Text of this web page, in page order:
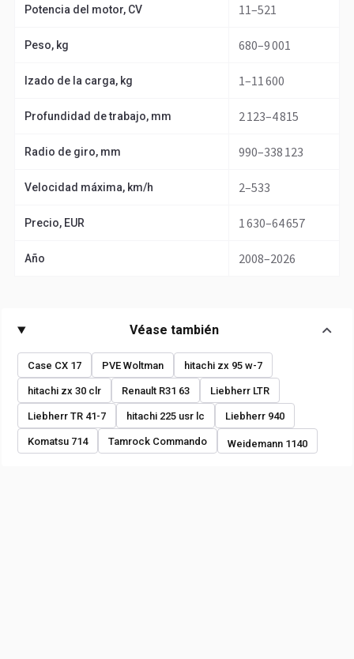
Potencia del motor, CV 11–521
Peso, kg 680–9 001
Izado de la carga, kg 1–11 600
Profundidad de trabajo, mm 2 123–4 815
Radio de giro, mm 990–338 123
Velocidad máxima, km/h 2–533
Precio, EUR 1 630–64 657
Año 2008–2026
Véase también
Case CX 17 PVE Woltman hitachi zx 95 w-7
hitachi zx 30 clr Renault R31 63 Liebherr LTR
Liebherr TR 41-7 hitachi 225 usr lc Liebherr 940
Komatsu 714 Tamrock Commando Weidemann 1140